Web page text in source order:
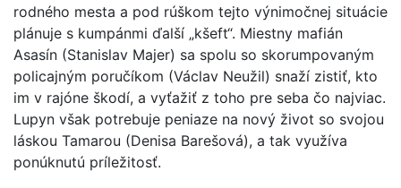
rodného mesta a pod rúškom tejto výnimočnej situácie
plánuje s kumpánmi ďalší „kšeft“. Miestny mafián
Asasín (Stanislav Majer) sa spolu so skorumpovaným
policajným poručíkom (Václav Neužil) snaží zistiť, kto
im v rajóne škodí, a vyťažiť z toho pre seba čo najviac.
Lupyn však potrebuje peniaze na nový život so svojou
láskou Tamarou (Denisa Barešová), a tak využíva
ponúknutú príležitosť.